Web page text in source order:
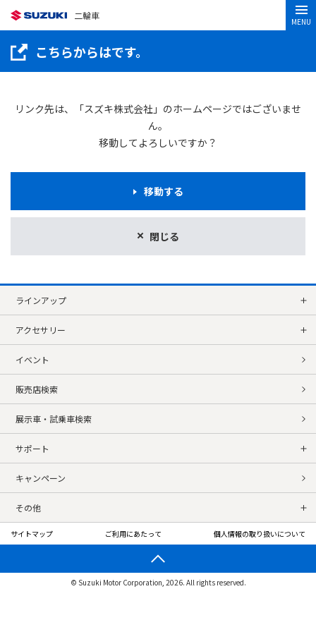
二輪車
MENU
こちらからはです。
リンク先は、「スズキ株式会社」のホームページではございませ
ん。
移動してよろしいですか？
閉じる
移動する
ラインアップ
アクセサリー
イベント
販売店検索
展示車・試乗車検索
サポート
キャンペーン
その他
サイトマップ ご利用にあたって 個人情報の取り扱いについて
© Suzuki Motor Corporation, 2026. All rights reserved.